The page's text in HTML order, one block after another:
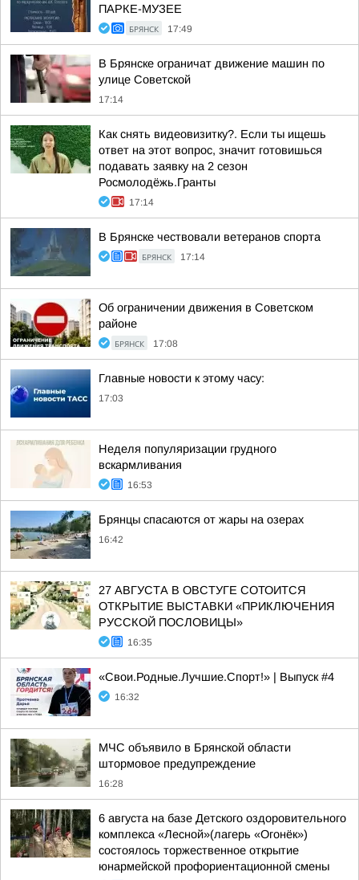
ПАРКЕ-МУЗЕЕ
БРЯНСК 17:49
В Брянске ограничат движение машин по
улице Советской
17:14
Как снять видеовизитку?. Если ты ищешь
ответ на этот вопрос, значит готовишься
подавать заявку на 2 сезон
Росмолодёжь.Гранты
17:14
В Брянске чествовали ветеранов спорта
БРЯНСК 17:14
Об ограничении движения в Советском
районе
БРЯНСК 17:08
Главные новости к этому часу:
17:03
Неделя популяризации грудного
вскармливания
16:53
Брянцы спасаются от жары на озерах
16:42
27 АВГУСТА В ОВСТУГЕ СОТОИТСЯ
ОТКРЫТИЕ ВЫСТАВКИ «ПРИКЛЮЧЕНИЯ
РУССКОЙ ПОСЛОВИЦЫ»
16:35
«Свои.Родные.Лучшие.Спорт!» | Выпуск #4
16:32
МЧС объявило в Брянской области
штормовое предупреждение
16:28
6 августа на базе Детского оздоровительного
комплекса «Лесной»(лагерь «Огонёк»)
состоялось торжественное открытие
юнармейской профориентационной смены